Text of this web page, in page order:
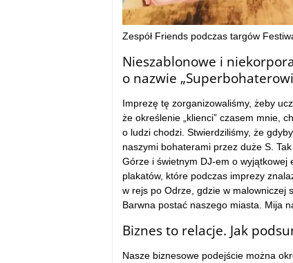
Zespół Friends podczas targów
Nieszablonowe i
o nazwie
Imprezę tę zorganizowaliśmy, żeby
że określenie „klienci” czasem mnie,
o ludzi chodzi. Stwierdziliśmy, że
naszymi bohaterami przez duże S.
Górze i świetnym DJ-em o wyjątkowej
plakatów, które podczas imprezy
w rejs po Odrze, gdzie w malowniczej
Barwna postać naszego miasta. Mija
Biznes to relacje. Jak
Nasze biznesowe podejście można